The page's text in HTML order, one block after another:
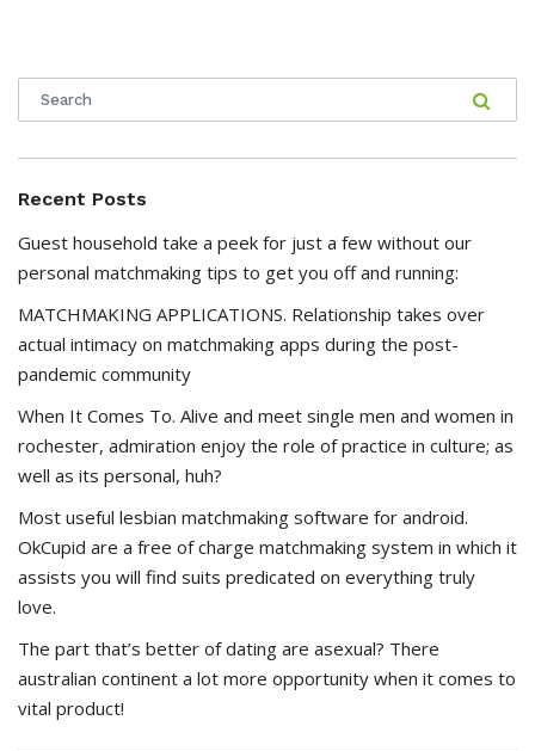
Recent Posts
Guest household take a peek for just a few without our
personal matchmaking tips to get you off and running:
MATCHMAKING APPLICATIONS. Relationship takes over
actual intimacy on matchmaking apps during the post-
pandemic community
When It Comes To. Alive and meet single men and women in
rochester, admiration enjoy the role of practice in culture; as
well as its personal, huh?
Most useful lesbian matchmaking software for android.
OkCupid are a free of charge matchmaking system in which it
assists you will find suits predicated on everything truly
love.
The part that’s better of dating are asexual? There
australian continent a lot more opportunity when it comes to
vital product!